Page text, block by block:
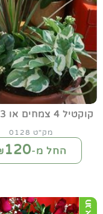
קוקטיל 4 צמחים או 3 צמחים
מק"ט 0128
החל מ-₪120